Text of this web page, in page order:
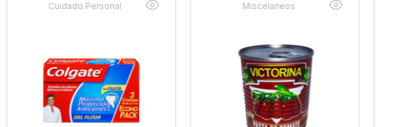
Cuidado Personal Miscelaneos